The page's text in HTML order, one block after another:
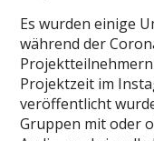
Es wurden einige
während der
Projektzeit im
veröffentlicht
Gruppen mit oder